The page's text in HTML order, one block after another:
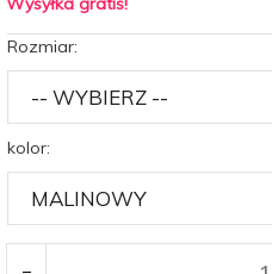
Rozmiar:
kolor: